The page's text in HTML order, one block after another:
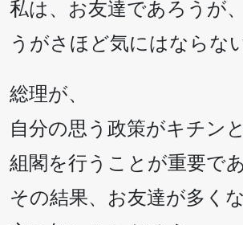
私は、お友達であろうが
うがさほど気にはならな
総理が、
自分の思う政策がキチン
組閣を行うことが重要であ
その結果、お友達が多く